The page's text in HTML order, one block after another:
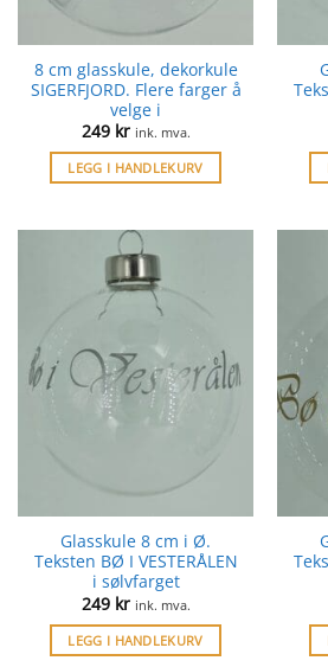
8 cm glasskule, dekorkule
SIGERFJORD. Flere farger å
velge i
249 kr ink. mva.
LEGG I HANDLEKURV
Glasskule 8 cm i Ø.
Teksten BØ I VESTERÅLEN
i sølvfarget
249 kr ink. mva.
LEGG I HANDLEKURV